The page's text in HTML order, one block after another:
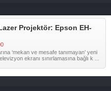
Projektör: Epson EH-
‘mekan ve mesafe tanımayan’ yeni
ekranı sınırlamasına bağlı k ...